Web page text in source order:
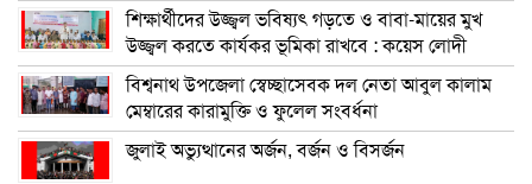
শিক্ষার্থীদের উজ্জ্বল ভবিষ্যৎ গড়তে ও বাবা-মায়ের মুখ
উজ্জ্বল করতে কার্যকর ভূমিকা রাখবে : কয়েস লোদী
বিশ্বনাথ উপজেলা স্বেচ্ছাসেবক দল নেতা আবুল কালাম
মেম্বারের কারামুক্তি ও ফুলেল সংবর্ধনা
জুলাই অভ্যুত্থানের অর্জন, বর্জন ও বিসর্জন